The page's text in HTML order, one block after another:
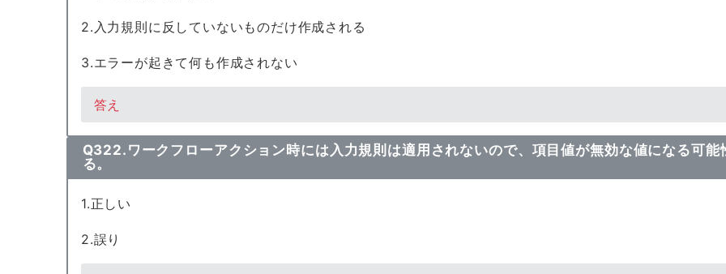
2.入力規則に反していないものだけ作成される
3.エラーが起きて何も作成されない
答え
Q322.ワークフローアクション時には入力規則は適用されないので、項目値が無効な値になる可能
る。
1.正しい
2.誤り